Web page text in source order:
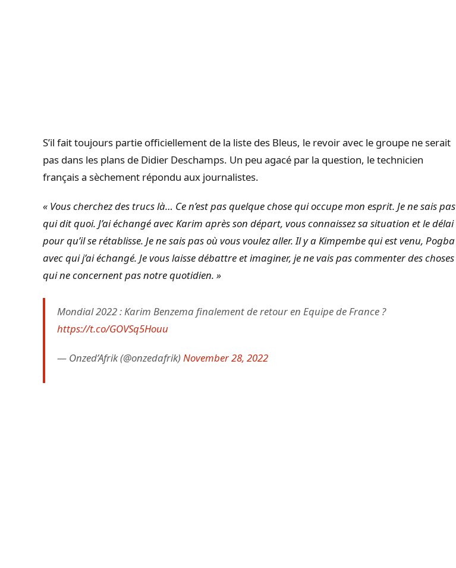
S’il fait toujours partie officiellement de la liste des Bleus, le revoir avec le groupe ne serait
pas dans les plans de Didier Deschamps. Un peu agacé par la question, le technicien
français a sèchement répondu aux journalistes.
« Vous cherchez des trucs là… Ce n’est pas quelque chose qui occupe mon esprit. Je ne sais pas
qui dit quoi. J’ai échangé avec Karim après son départ, vous connaissez sa situation et le délai
pour qu’il se rétablisse. Je ne sais pas où vous voulez aller. Il y a Kimpembe qui est venu, Pogba
avec qui j’ai échangé. Je vous laisse débattre et imaginer, je ne vais pas commenter des choses
qui ne concernent pas notre quotidien. »
Mondial 2022 : Karim Benzema finalement de retour en Equipe de France ?
https://t.co/GOVSq5Houu
— Onzed’Afrik (@onzedafrik)November 28, 2022